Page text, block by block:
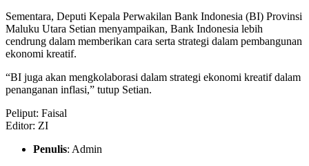
Sementara, Deputi Kepala Perwakilan Bank Indonesia (BI) Provinsi
Maluku Utara Setian menyampaikan, Bank Indonesia lebih
cendrung dalam memberikan cara serta strategi dalam pembangunan
ekonomi kreatif.
“BI juga akan mengkolaborasi dalam strategi ekonomi kreatif dalam
penanganan inflasi,” tutup Setian.
Peliput: Faisal
Editor: ZI
Penulis: Admin